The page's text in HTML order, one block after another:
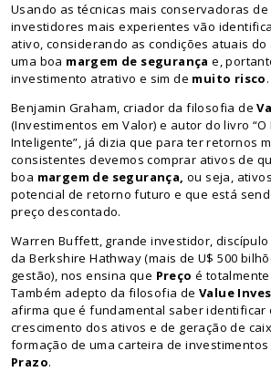
Usando as técnicas mais conservadoras de
investidores mais experientes vão
ativo, considerando as condições atuais
uma boa margem de segurançae,
investimento atrativo e sim de muito risco.
Benjamin Graham, criador da filosofia de
(Investimentos em Valor) e autor do livro
Inteligente”, já dizia que para ter retornos
consistentes devemos comprar ativos de
boa margem de segurança,ou seja,
potencial de retorno futuro e que está
preço descontado.
Warren Buffett, grande investidor,
da Berkshire Hathway (mais de U$ 500
gestão), nos ensina que Preço é
Também adepto da filosofia de Value
afirma que é fundamental saber identificar
crescimento dos ativos e de geração de
formação de uma carteira de
Prazo.